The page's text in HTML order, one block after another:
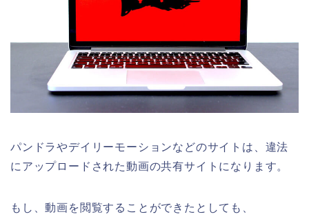
パンドラやデイリーモーションなどのサイトは、違法
にアップロードされた動画の共有サイトになります。
もし、動画を閲覧することができたとしても、